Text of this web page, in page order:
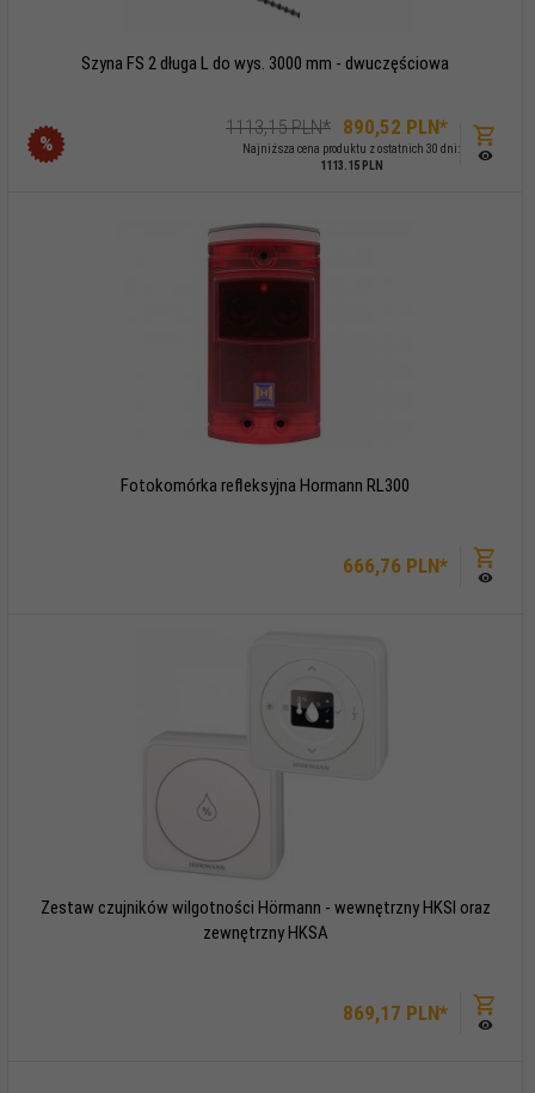
%
890,52 PLN*
1113,15 PLN*
Najniższa cena produktu z ostatnich 30 dni:
1113.15 PLN
Szyna FS 2 długa L do wys. 3000 mm - dwuczęściowa
666,76 PLN*
Fotokomórka refleksyjna Hormann RL300
869,17 PLN*
Zestaw czujników wilgotności Hörmann - wewnętrzny HKSI oraz
zewnętrzny HKSA